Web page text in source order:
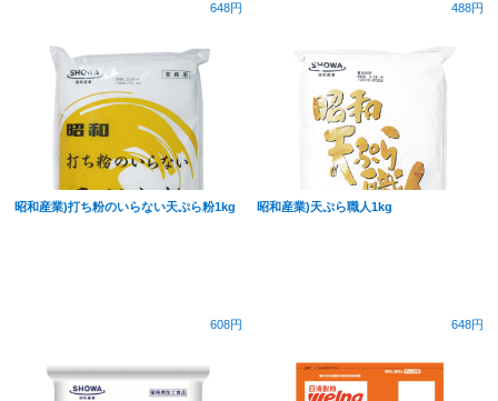
648円 488円
昭和産業)打ち粉のいらない天ぷら粉1kg
608円
昭和産業)天ぷら職人1kg
648円